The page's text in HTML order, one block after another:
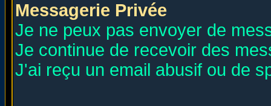
Messagerie Privée
Je ne peux pas envoyer de
Je continue de recevoir des
J'ai reçu un email abusif ou de